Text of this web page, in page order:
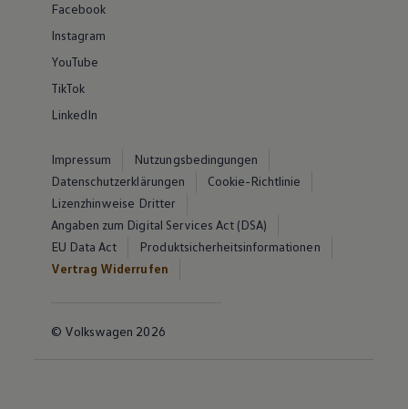
Facebook
Instagram
YouTube
TikTok
LinkedIn
Impressum
Nutzungsbedingungen
Datenschutzerklärungen
Cookie-Richtlinie
Lizenzhinweise Dritter
Angaben zum Digital Services Act (DSA)
EU Data Act
Produktsicherheitsinformationen
Vertrag Widerrufen
© Volkswagen 2026